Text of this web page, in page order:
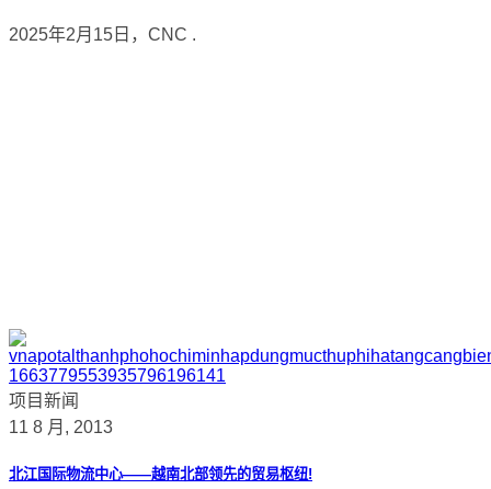
2025年2月15日，CNC .
项目新闻
11 8 月, 2013
北江国际物流中心——越南北部领先的贸易枢纽!